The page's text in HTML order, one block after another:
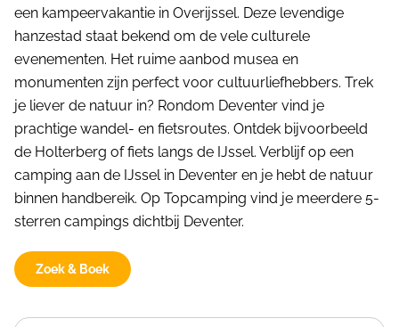
een kampeervakantie in Overijssel. Deze levendige
hanzestad staat bekend om de vele culturele
evenementen. Het ruime aanbod musea en
monumenten zijn perfect voor cultuurliefhebbers. Trek
je liever de natuur in? Rondom Deventer vind je
prachtige wandel- en fietsroutes. Ontdek bijvoorbeeld
de Holterberg of fiets langs de IJssel. Verblijf op een
camping aan de IJssel in Deventer en je hebt de natuur
binnen handbereik. Op Topcamping vind je meerdere 5-
sterren campings dichtbij Deventer.
Zoek & Boek